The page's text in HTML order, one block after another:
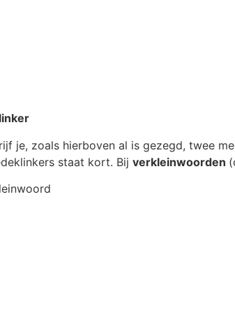
je, zoals hierboven al is gezegd, twee
staat kort. Bij verkleinwoorden